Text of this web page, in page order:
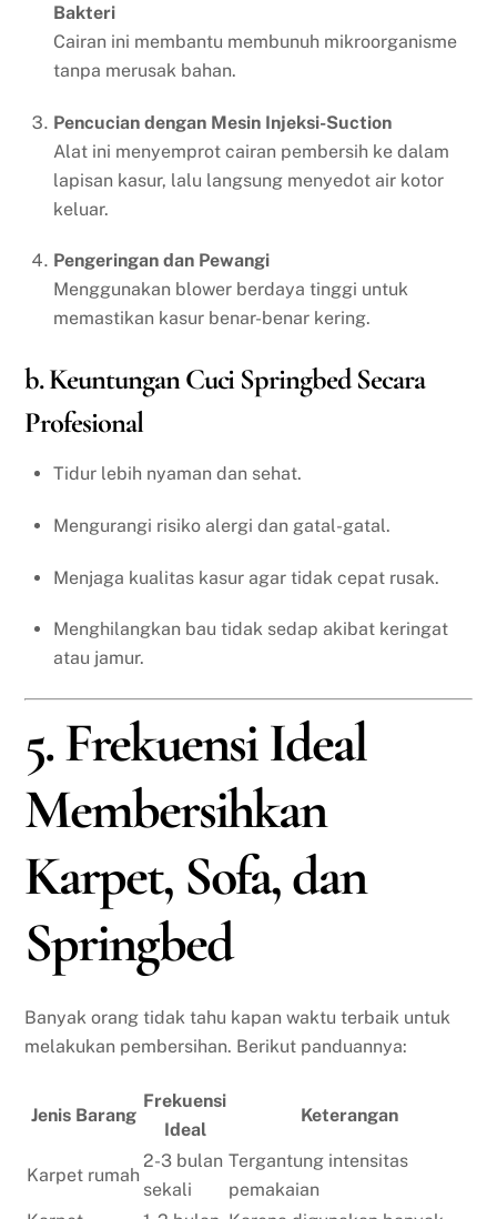
Bakteri
Cairan ini membantu membunuh mikroorganisme
tanpa merusak bahan.
Pencucian dengan Mesin Injeksi-Suction
Alat ini menyemprot cairan pembersih ke dalam
lapisan kasur, lalu langsung menyedot air kotor
keluar.
Pengeringan dan Pewangi
Menggunakan blower berdaya tinggi untuk
memastikan kasur benar-benar kering.
b. Keuntungan Cuci Springbed Secara
Profesional
Tidur lebih nyaman dan sehat.
Mengurangi risiko alergi dan gatal-gatal.
Menjaga kualitas kasur agar tidak cepat rusak.
Menghilangkan bau tidak sedap akibat keringat
atau jamur.
5. Frekuensi Ideal
Membersihkan
Karpet, Sofa, dan
Springbed
Banyak orang tidak tahu kapan waktu terbaik untuk
melakukan pembersihan. Berikut panduannya:
Jenis Barang
Frekuensi
Ideal
Keterangan
Karpet rumah
2-3 bulan
sekali
Tergantung intensitas
pemakaian